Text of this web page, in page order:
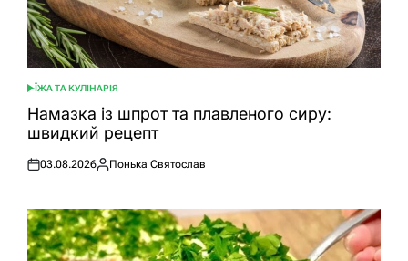
ОПУБЛІКУВАТИ
У
ЇЖА ТА КУЛІНАРІЯ
Намазка із шпрот та плавленого сиру:
швидкий рецепт
Оприлюднено
03.08.2026
Опубліковано
Понька Святослав